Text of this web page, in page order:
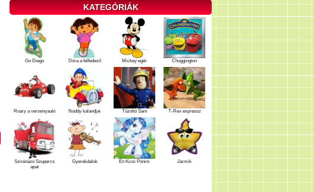
KATEGÓRIÁK
Go Diego Dóra a felfedező Mickey egér Chuggington
Roary a versenyautó Noddy kalandjai Tűzoltó Sam T-Rex expressz
Szirénázó Szupercs
apat
Gyerekdalok Én Kicsi Pónim Jarmik